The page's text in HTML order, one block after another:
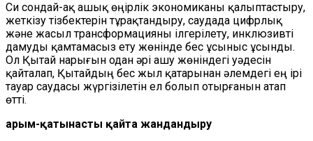
Си сондай-ақ ашық өңірлік экономиканы қалыптастыру,
жеткізу тізбектерін тұрақтандыру, саудада цифрлық
және жасыл трансформацияны ілгерілету, инклюзивті
дамуды қамтамасыз ету жөнінде бес ұсыныс ұсынды.
Ол Қытай нарығын одан әрі ашу жөніндегі уәдесін
қайталап, Қытайдың бес жыл қатарынан әлемдегі ең ірі
тауар саудасы жүргізілетін ел болып отырғанын атап
өтті.
Қарым-қатынасты қайта жандандыру